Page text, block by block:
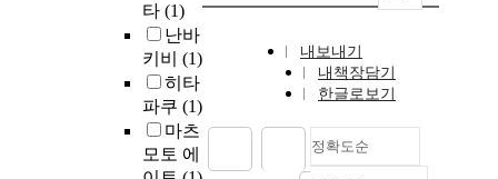
타 (1)
난바
키비 (1)
히타
파쿠 (1)
마츠
모토 에
내보내기
내책장담기
한글로보기
정확도순